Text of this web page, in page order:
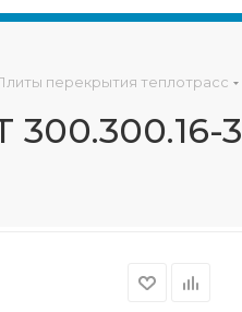
перекрытия теплотрасс
3